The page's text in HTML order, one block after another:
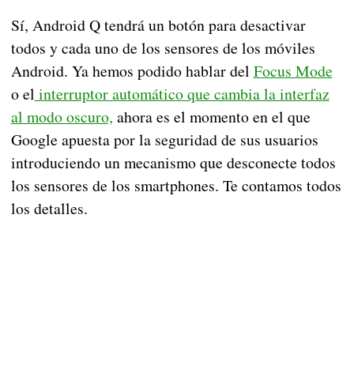
Sí, Android Q tendrá un botón para desactivar
todos y cada uno de los sensores de los móviles
Android. Ya hemos podido hablar del Focus Mode
o el interruptor automático que cambia la interfaz
al modo oscuro, ahora es el momento en el que
Google apuesta por la seguridad de sus usuarios
introduciendo un mecanismo que desconecte todos
los sensores de los smartphones. Te contamos todos
los detalles.